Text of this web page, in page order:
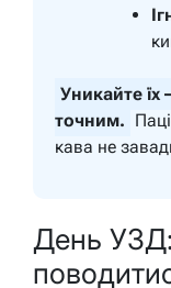
Уникайте їх
точним.
кава не
День УЗД: